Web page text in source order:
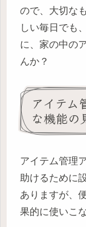
ので、大切な
しい毎日でも
に、家の中の
んか？
アイテム
な機能の
アイテム管理
助けるために
ありますが、
果的に使いこ